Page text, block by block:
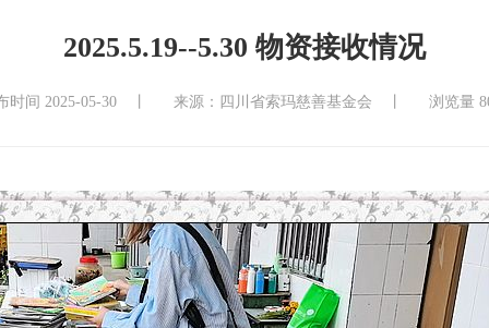
2025.5.19--5.30 物资接收情况
时间 2025-05-30 丨 来源：四川省索玛慈善基金会 丨 浏览量